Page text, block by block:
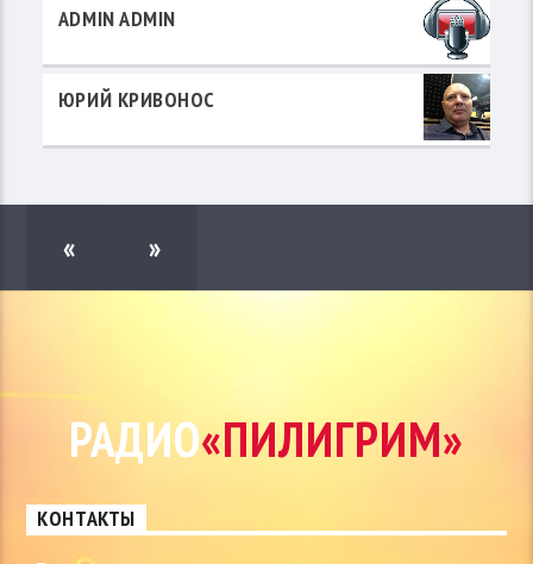
ADMIN ADMIN
ЮРИЙ КРИВОНОС
« »
РАДИО«ПИЛИГРИМ»
КОНТАКТЫ